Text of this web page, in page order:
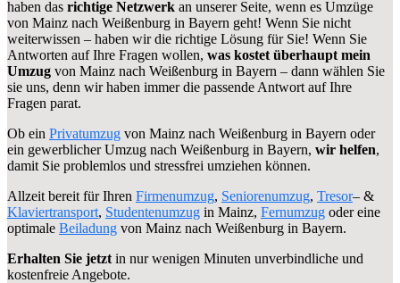
haben das richtige Netzwerk an unserer Seite, wenn es Umzüge
von Mainz nach Weißenburg in Bayern geht! Wenn Sie nicht
weiterwissen – haben wir die richtige Lösung für Sie! Wenn Sie
Antworten auf Ihre Fragen wollen, was kostet überhaupt mein
Umzug von Mainz nach Weißenburg in Bayern – dann wählen Sie
sie uns, denn wir haben immer die passende Antwort auf Ihre
Fragen parat.
Ob ein Privatumzug von Mainz nach Weißenburg in Bayern oder
ein gewerblicher Umzug nach Weißenburg in Bayern, wir helfen,
damit Sie problemlos und stressfrei umziehen können.
Allzeit bereit für Ihren Firmenumzug, Seniorenumzug, Tresor– &
Klaviertransport, Studentenumzug in Mainz, Fernumzug oder eine
optimale Beiladung von Mainz nach Weißenburg in Bayern.
Erhalten Sie jetzt in nur wenigen Minuten unverbindliche und
kostenfreie Angebote.